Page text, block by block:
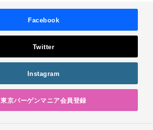
Facebook
Twitter
Instagram
東京バーゲンマニア会員登録